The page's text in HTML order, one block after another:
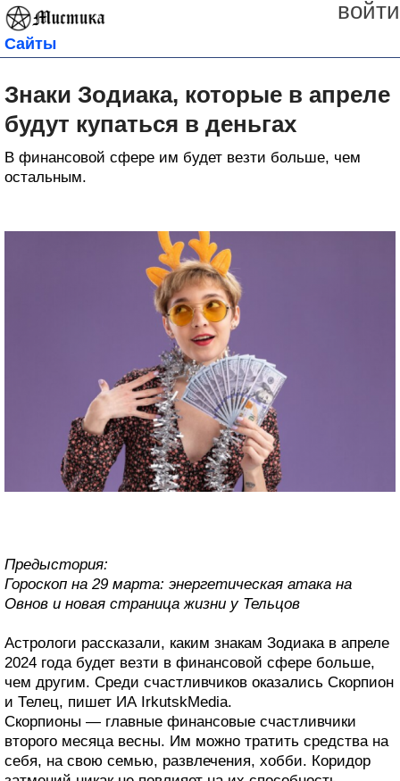
войти
Сайты
Знаки Зодиака, которые в апреле
будут купаться в деньгах
В финансовой сфере им будет везти больше, чем
остальным.
Предыстория:
Гороскоп на 29 марта: энергетическая атака на
Овнов и новая страница жизни у Тельцов
Астрологи рассказали, каким знакам Зодиака в апреле
2024 года будет везти в финансовой сфере больше,
чем другим. Среди счастливчиков оказались Скорпион
и Телец, пишет ИА IrkutskMedia.
Скорпионы — главные финансовые счастливчики
второго месяца весны. Им можно тратить средства на
себя, на свою семью, развлечения, хобби. Коридор